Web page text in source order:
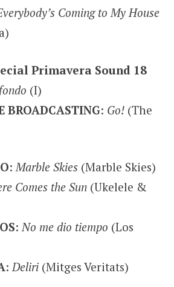
Coming to My House
Primavera Sound 18
(I)
BROADCASTING: Go!(The
:Marble Skies(Marble Skies)
Comes the Sun(Ukelele &
:No me dio tiempo (Los
:Deliri(Mitges Veritats)